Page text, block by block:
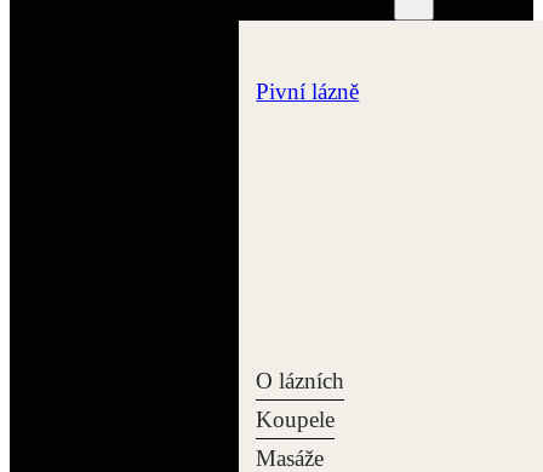
Pivní lázně
O lázních
Koupele
Masáže